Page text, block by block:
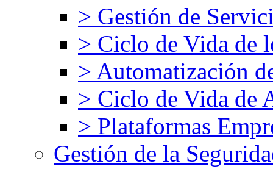
> Gestión de
> Ciclo de Vida de
> Automatización
> Ciclo de Vida de
> Plataformas
Gestión de la